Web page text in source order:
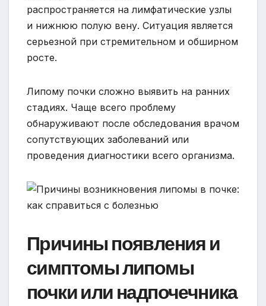
распространяется на лимфатические узлы
и нижнюю полую вену. Ситуация является
серьезной при стремительном и обширном
росте.
Липому почки сложно выявить на ранних
стадиях. Чаще всего проблему
обнаруживают после обследования врачом
сопутствующих заболеваний или
проведения диагностики всего организма.
Причины появления и
симптомы липомы
почки или надпочечника